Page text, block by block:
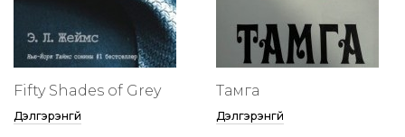
Fifty Shades of Grey
Дэлгэрэнгүй
Тамга
Дэлгэрэнгүй